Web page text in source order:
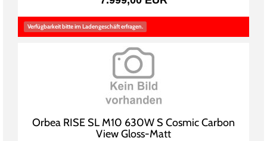
Verfügbarkeit bitte im Ladengeschäft erfragen.
Orbea RISE SL M10 630W S Cosmic Carbon
View Gloss-Matt